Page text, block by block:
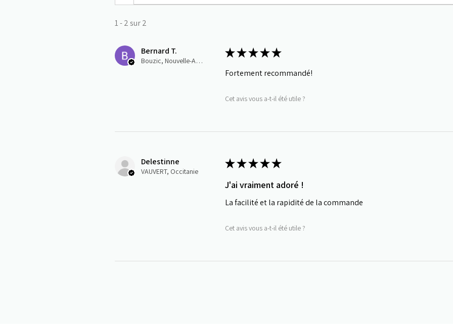
1 - 2 sur 2
Bernard T.
Bouzic, Nouvelle-Aquitaine
★★★★★
Fortement recommandé!
Cet avis vous a-t-il été utile ?
Delestinne
VAUVERT, Occitanie
★★★★★
J'ai vraiment adoré !
La facilité et la rapidité de la commande
Cet avis vous a-t-il été utile ?